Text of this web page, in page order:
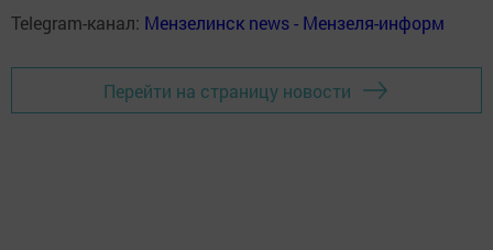
Telegram-канал: Мензелинск news - Мензеля-информ
Перейти на страницу новости